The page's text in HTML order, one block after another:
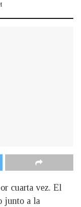
cuarta vez. El
junto a la